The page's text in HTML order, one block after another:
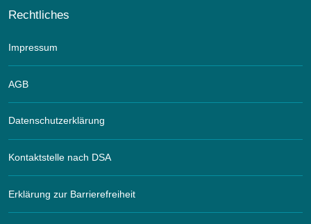
Rechtliches
Impressum
AGB
Datenschutzerklärung
Kontaktstelle nach DSA
Erklärung zur Barrierefreiheit